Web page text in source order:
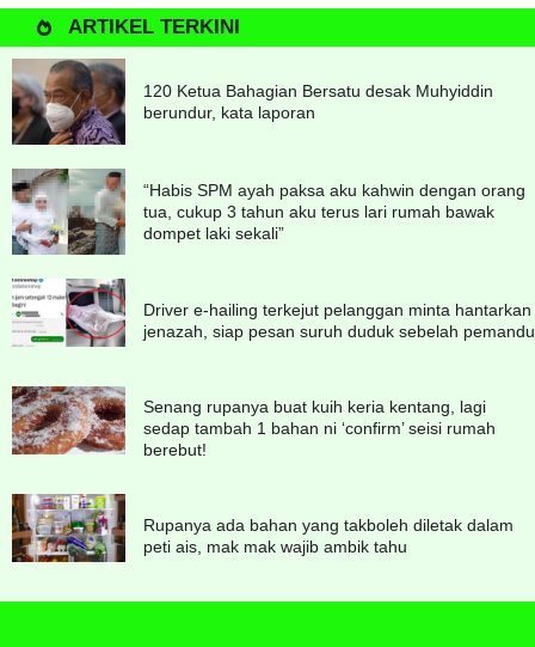
ARTIKEL TERKINI
120 Ketua Bahagian Bersatu desak Muhyiddin
berundur, kata laporan
“Habis SPM ayah paksa aku kahwin dengan orang
tua, cukup 3 tahun aku terus lari rumah bawak
dompet laki sekali”
Driver e-hailing terkejut pelanggan minta hantarkan
jenazah, siap pesan suruh duduk sebelah pemandu
Senang rupanya buat kuih keria kentang, lagi
sedap tambah 1 bahan ni ‘confirm’ seisi rumah
berebut!
Rupanya ada bahan yang takboleh diletak dalam
peti ais, mak mak wajib ambik tahu